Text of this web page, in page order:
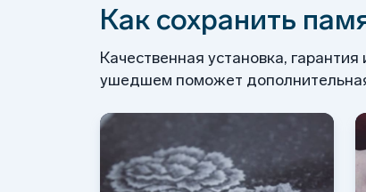
Как сохранить
Качественная установка,
ушедшем поможет